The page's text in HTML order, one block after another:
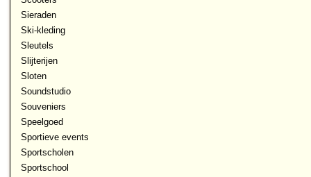
Sieraden
Ski-kleding
Sleutels
Slijterijen
Sloten
Soundstudio
Souveniers
Speelgoed
Sportieve events
Sportscholen
Sportschool